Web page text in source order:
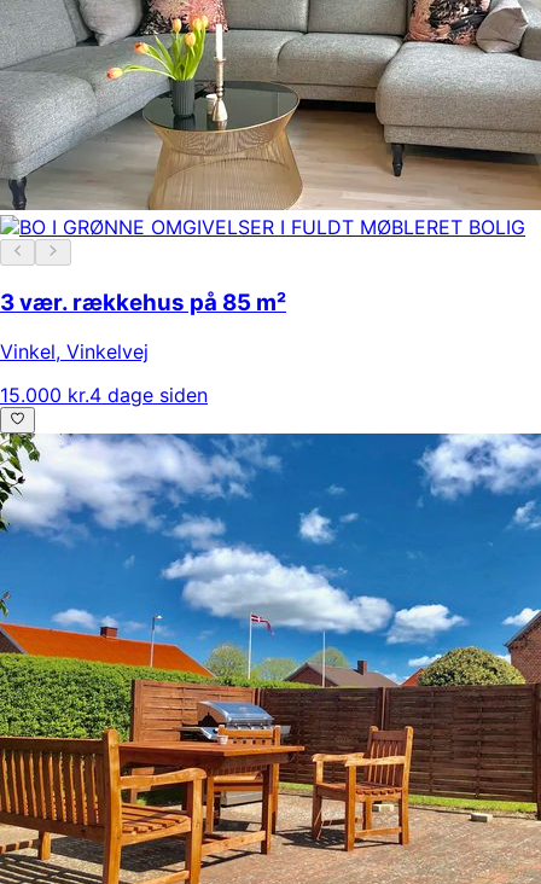
3 vær. rækkehus på 85 m²
Vinkel, Vinkelvej
15.000 kr.4 dage siden